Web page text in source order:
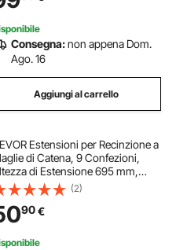
Consegna:non appena Dom.
Ago. 16
Aggiungi al carrello
Estensioni per Recinzione a
di Catena, 9 Confezioni,
di Estensione 695 mm,
per Palo Zincato, Staffa a
Braccio di Estensione in Filo
per la Privacy
(2)
90€